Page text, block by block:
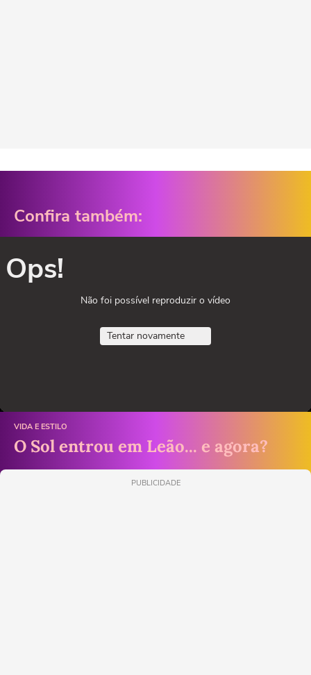
Confira também:
Ops!
Não foi possível reproduzir o vídeo
Tentar novamente
VIDA E ESTILO
O Sol entrou em Leão... e agora?
PUBLICIDADE